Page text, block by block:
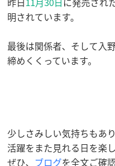
昨日11月30日に発売され
明されています。
最後は関係者、そして入
締めくくっています。
少しさみしい気持ちもあ
活躍をまた見れる日を楽
ぜひ、 ブログを全文ご確